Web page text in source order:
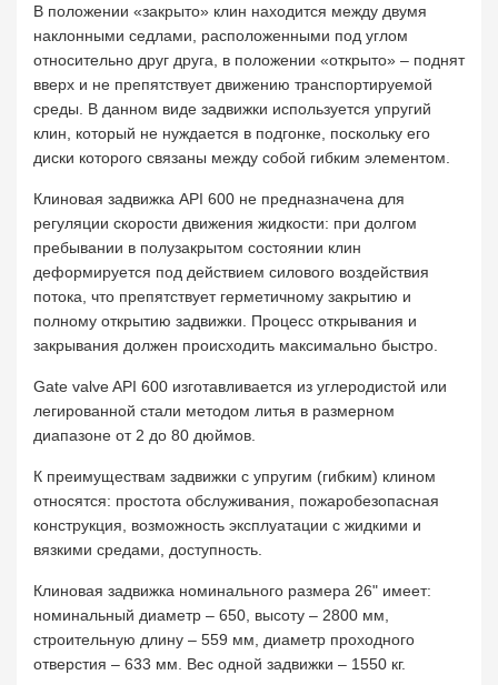
В положении «закрыто» клин находится между двумя
наклонными седлами, расположенными под углом
относительно друг друга, в положении «открыто» – поднят
вверх и не препятствует движению транспортируемой
среды. В данном виде задвижки используется упругий
клин, который не нуждается в подгонке, поскольку его
диски которого связаны между собой гибким элементом.
Клиновая задвижка API 600 не предназначена для
регуляции скорости движения жидкости: при долгом
пребывании в полузакрытом состоянии клин
деформируется под действием силового воздействия
потока, что препятствует герметичному закрытию и
полному открытию задвижки. Процесс открывания и
закрывания должен происходить максимально быстро.
Gate valve API 600 изготавливается из углеродистой или
легированной стали методом литья в размерном
диапазоне от 2 до 80 дюймов.
К преимуществам задвижки c упругим (гибким) клином
относятся: простота обслуживания, пожаробезопасная
конструкция, возможность эксплуатации с жидкими и
вязкими средами, доступность.
Клиновая задвижка номинального размера 26" имеет:
номинальный диаметр – 650, высоту – 2800 мм,
строительную длину – 559 мм, диаметр проходного
отверстия – 633 мм. Вес одной задвижки – 1550 кг.